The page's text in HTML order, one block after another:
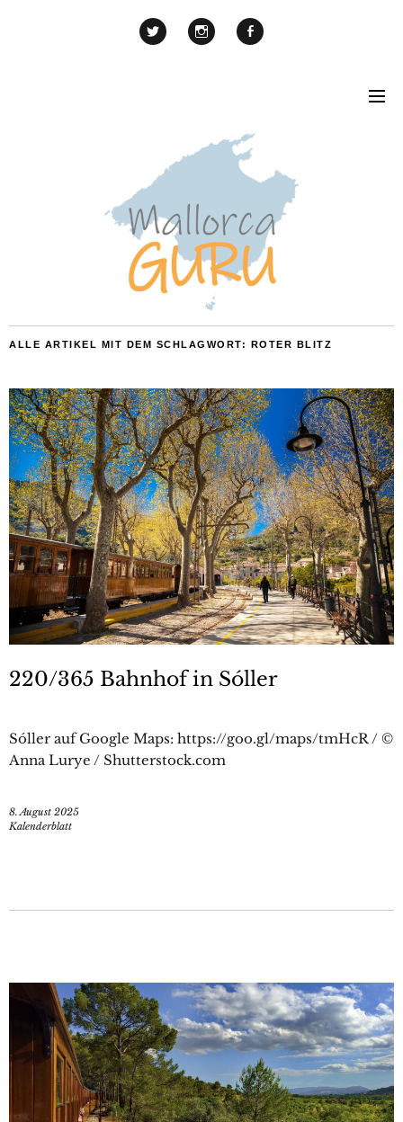
ALLE ARTIKEL MIT DEM SCHLAGWORT: ROTER BLITZ
220/365 Bahnhof in Sóller
Sóller auf Google Maps: https://goo.gl/maps/tmHcR / ©
Anna Lurye / Shutterstock.com
8. August 2025
Kalenderblatt